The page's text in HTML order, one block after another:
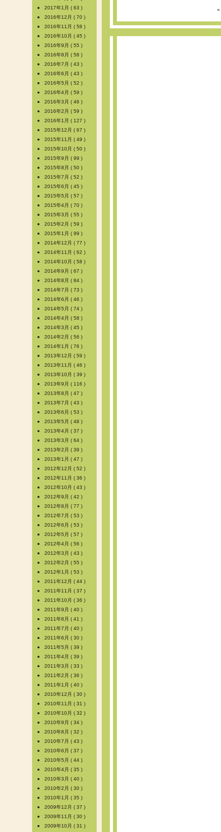
«
2017年1月 ( 63 )
2016年12月 ( 70 )
2016年11月 ( 58 )
2016年10月 ( 45 )
2016年9月 ( 55 )
2016年8月 ( 58 )
2016年7月 ( 43 )
2016年6月 ( 43 )
2016年5月 ( 52 )
2016年4月 ( 59 )
2016年3月 ( 46 )
2016年2月 ( 59 )
2016年1月 ( 127 )
2015年12月 ( 67 )
2015年11月 ( 49 )
2015年10月 ( 50 )
2015年9月 ( 99 )
2015年8月 ( 50 )
2015年7月 ( 52 )
2015年6月 ( 45 )
2015年5月 ( 57 )
2015年4月 ( 70 )
2015年3月 ( 55 )
2015年2月 ( 59 )
2015年1月 ( 99 )
2014年12月 ( 77 )
2014年11月 ( 62 )
2014年10月 ( 58 )
2014年9月 ( 67 )
2014年8月 ( 84 )
2014年7月 ( 73 )
2014年6月 ( 46 )
2014年5月 ( 74 )
2014年4月 ( 58 )
2014年3月 ( 45 )
2014年2月 ( 56 )
2014年1月 ( 76 )
2013年12月 ( 59 )
2013年11月 ( 46 )
2013年10月 ( 39 )
2013年9月 ( 116 )
2013年8月 ( 47 )
2013年7月 ( 43 )
2013年6月 ( 53 )
2013年5月 ( 48 )
2013年4月 ( 37 )
2013年3月 ( 64 )
2013年2月 ( 39 )
2013年1月 ( 47 )
2012年12月 ( 52 )
2012年11月 ( 36 )
2012年10月 ( 43 )
2012年9月 ( 42 )
2012年8月 ( 77 )
2012年7月 ( 53 )
2012年6月 ( 53 )
2012年5月 ( 57 )
2012年4月 ( 56 )
2012年3月 ( 43 )
2012年2月 ( 55 )
2012年1月 ( 53 )
2011年12月 ( 44 )
2011年11月 ( 37 )
2011年10月 ( 36 )
2011年9月 ( 40 )
2011年8月 ( 41 )
2011年7月 ( 40 )
2011年6月 ( 30 )
2011年5月 ( 39 )
2011年4月 ( 39 )
2011年3月 ( 33 )
2011年2月 ( 36 )
2011年1月 ( 40 )
2010年12月 ( 30 )
2010年11月 ( 31 )
2010年10月 ( 32 )
2010年9月 ( 34 )
2010年8月 ( 32 )
2010年7月 ( 43 )
2010年6月 ( 37 )
2010年5月 ( 44 )
2010年4月 ( 35 )
2010年3月 ( 40 )
2010年2月 ( 30 )
2010年1月 ( 35 )
2009年12月 ( 37 )
2009年11月 ( 30 )
2009年10月 ( 31 )